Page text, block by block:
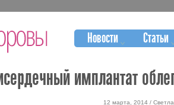
Новости Статьи
имплантат
12 марта, 2014 /